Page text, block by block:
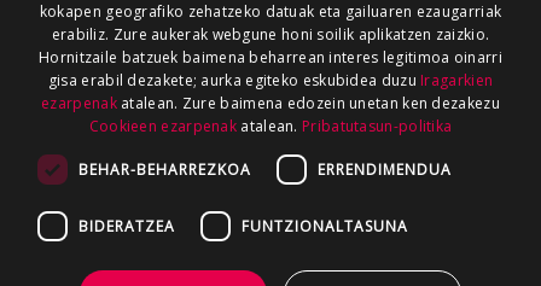
kokapen geografiko zehatzeko datuak eta gailuaren ezaugarriak
erabiliz. Zure aukerak webgune honi soilik aplikatzen zaizkio.
Hornitzaile batzuek baimena beharrean interes legitimoa oinarri
gisa erabil dezakete; aurka egiteko eskubidea duzu Iragarkien
ezarpenakatalean. Zure baimena edozein unetan ken dezakezu
Cookieen ezarpenak atalean. Pribatutasun-politika
BEHAR-BEHARREZKOA ERRENDIMENDUA
BIDERATZEA FUNTZIONALTASUNA